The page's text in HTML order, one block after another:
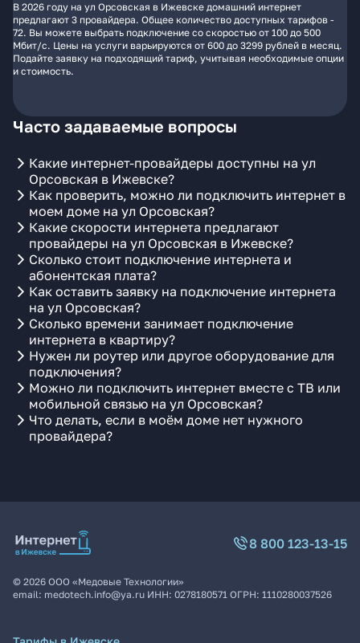
В 2026 году на ул Орсовская в Ижевске домашний интернет
предлагают 3 провайдера. Общее количество доступных тарифов -
72. Вы можете выбрать подключение со скоростью от 100 до 500
Мбит/с. Цены на услуги варьируются от 600 до 3299 рублей в месяц.
Подайте заявку на подходящий тариф, учитывая необходимые опции
и стоимость.
Часто задаваемые вопросы
Какие интернет-провайдеры доступны на ул
Орсовская в Ижевске?
Как проверить, можно ли подключить интернет в
моем доме на ул Орсовская?
Какие скорости интернета предлагают
провайдеры на ул Орсовская в Ижевске?
Сколько стоит подключение интернета и
абонентская плата?
Как оставить заявку на подключение интернета
на ул Орсовская?
Сколько времени занимает подключение
интернета в квартиру?
Нужен ли роутер или другое оборудование для
подключения?
Можно ли подключить интернет вместе с ТВ или
мобильной связью на ул Орсовская?
Что делать, если в моём доме нет нужного
провайдера?
8 800 123-13-15
© 2026 ООО «Медовые Технологии»
email: medotech.info@ya.ru ИНН: 0278180571 ОГРН: 1110280037526